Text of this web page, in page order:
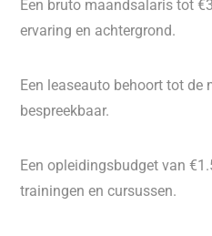
Een bruto maandsalaris tot
ervaring en achtergrond.
Een leaseauto behoort tot de
bespreekbaar.
Een opleidingsbudget van
trainingen en cursussen.